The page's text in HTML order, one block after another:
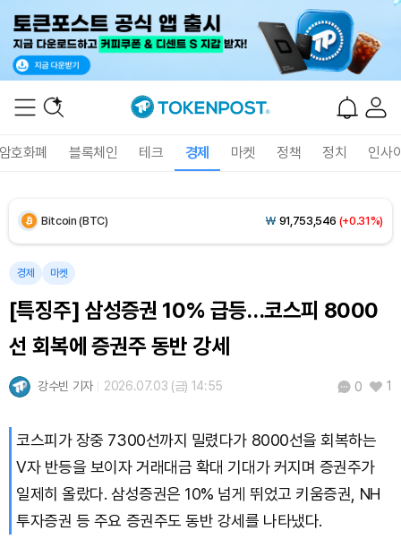
호화폐 블록체인 테크 경제 마켓 정책 정치 인사
Solana (SOL) ₩107,793(+1.49%)
Bitcoin (BTC) ₩ 91,753,546 (+0.31%)
경제 마켓
[특징주] 삼성증권 10% 급등…코스피 8000
선 회복에 증권주 동반 강세
강수빈 기자 2026.07.03 (금) 14:55 0 1
코스피가 장중 7300선까지 밀렸다가 8000선을 회복하는
V자 반등을 보이자 거래대금 확대 기대가 커지며 증권주가
일제히 올랐다. 삼성증권은 10% 넘게 뛰었고 키움증권, NH
투자증권 등 주요 증권주도 동반 강세를 나타냈다.